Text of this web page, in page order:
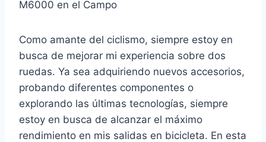
M6000 en el Campo
Como amante del ciclismo, siempre estoy en
busca de mejorar mi experiencia sobre dos
ruedas. Ya sea adquiriendo nuevos accesorios,
probando diferentes componentes o
explorando las últimas tecnologías, siempre
estoy en busca de alcanzar el máximo
rendimiento en mis salidas en bicicleta. En esta